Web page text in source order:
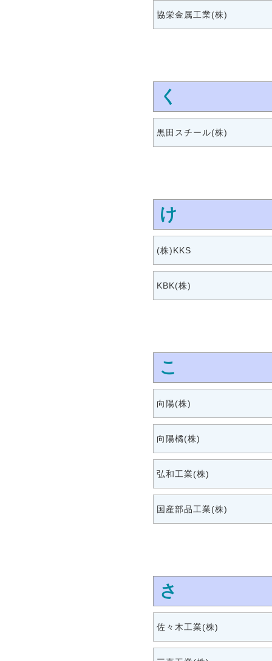
協栄金属工業(株)
く
黒田スチール(株)
け
(株)KKS
KBK(株)
こ
向陽(株)
向陽橘(株)
弘和工業(株)
国産部品工業(株)
さ
佐々木工業(株)